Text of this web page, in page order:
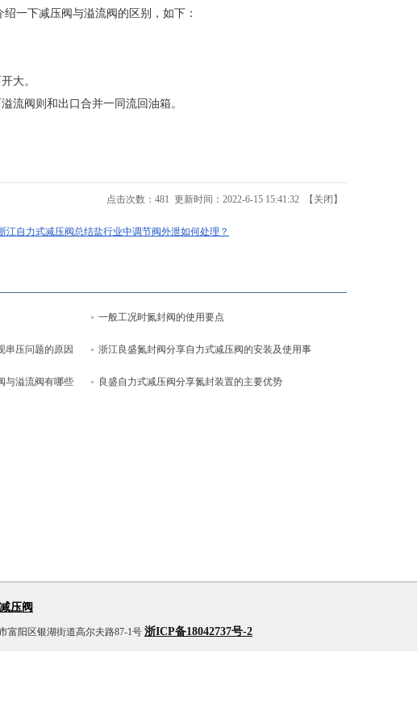
一下减压阀与溢流阀的区别，如下：
大。
流阀则和出口合并一同流回油箱。
点击次数： 481 更新时间：2022-6-15 15:41:32 【 关闭 】
江自力式减压阀总结盐行业中调节阀外泄如何处理？
一般工况时氮封阀的使用要点
串压问题的原因 浙江良盛氮封阀分享自力式减压阀的安装及使用事
项
与溢流阀有哪些 良盛自力式减压阀分享氮封装置的主要优势
压阀
富阳区银湖街道高尔夫路87-1号 浙ICP备18042737号-2